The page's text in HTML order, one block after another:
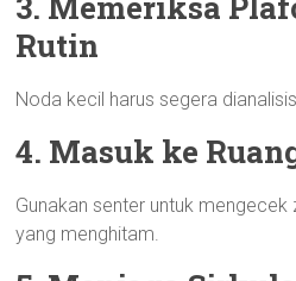
Rutin
Noda kecil harus segera
4. Masuk ke
Gunakan senter untuk
yang menghitam.